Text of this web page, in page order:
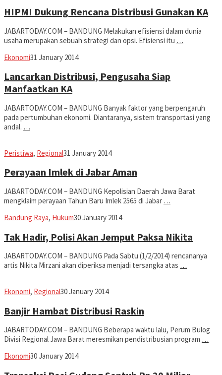
HIPMI Dukung Rencana Distribusi Gunakan KA
JABARTODAY.COM – BANDUNG Melakukan efisiensi dalam dunia
usaha merupakan sebuah strategi dan opsi. Efisiensi itu …
EkonomiJabar
31 January 2014
Lancarkan Distribusi, Pengusaha Siap
Manfaatkan KA
JABARTODAY.COM – BANDUNG Banyak faktor yang berpengaruh
pada pertumbuhan ekonomi. Diantaranya, sistem transportasi yang
andal. …
Peristiwa, RegionalJabar
31 January 2014
Perayaan Imlek di Jabar Aman
JABARTODAY.COM – BANDUNG Kepolisian Daerah Jawa Barat
mengklaim perayaan Tahun Baru Imlek 2565 di Jabar …
Bandung Raya, HukumJabar
30 January 2014
Tak Hadir, Polisi Akan Jemput Paksa Nikita
JABARTODAY.COM – BANDUNG Pada Sabtu (1/2/2014) rencananya
artis Nikita Mirzani akan diperiksa menjadi tersangka atas …
Ekonomi, RegionalJabar
30 January 2014
Banjir Hambat Distribusi Raskin
JABARTODAY.COM – BANDUNG Beberapa waktu lalu, Perum Bulog
Divisi Regional Jawa Barat meresmikan pendistribusian program …
EkonomiJabar
30 January 2014